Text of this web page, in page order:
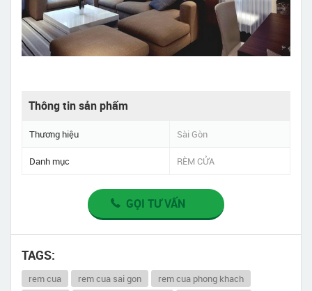
Thông tin sản phẩm
Thương hiệu Sài Gòn
Danh mục RÈM CỬA
GỌI TƯ VẤN
TAGS:
rem cua rem cua sai gon
rem cua phong khach